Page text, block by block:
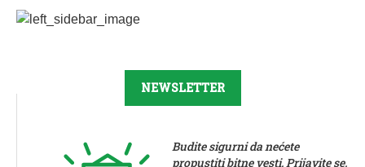
NEWSLETTER
Budite sigurni da nećete
propustiti bitne vesti. Prijavite se.